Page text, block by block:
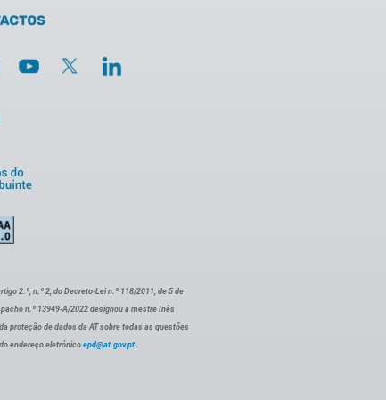
2.º, n.º 2, do Decreto-Lei n.º 118/2011, de 5 de
n.º 13949-A/2022 designou a mestre Inês
proteção de dados da AT sobre todas as questões
endereço eletrónico epd@at.gov.pt .